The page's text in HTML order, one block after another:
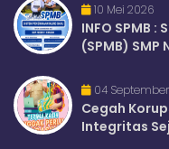
10 Mei 2026
INFO SPMB
(SPMB) SMP
04
Cegah Korupsi
Integritas